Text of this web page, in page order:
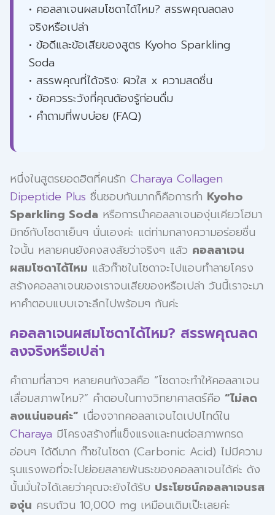
• คอลลาเจนผสมโซดาได้ไหม? สรรพคุณลดลง
จริงหรือเปล่า
• ข้อดีและข้อเสียของสูตร Kyoho Sparkling
Soda
• สรรพคุณที่ได้จริง: ผิวใส x ความสดชื่น
• ข้อควรระวังที่คุณต้องรู้ก่อนดื่ม
• คำถามที่พบบ่อย (FAQ)
หนึ่งในสูตรยอดฮิตที่คนรัก Charaya Collagen
Dipeptide Plus ชื่นชอบกันมากก็คือการทำ Kyoho
Sparkling Sodaหรือการนำคอลลาเจนองุ่นเคียวโฮมา
มิกซ์กับโซดาเย็นๆ นั่นเองค่ะ แต่ท่ามกลางความอร่อยชื่น
ใจนั้น หลายคนยังคงสงสัยว่าจริงๆ แล้ว คอลลาเจน
ผสมโซดาได้ไหม แล้วก๊าซในโซดาจะไปแอบทำลายโครง
สร้างคอลลาเจนของเราจนเสียของหรือเปล่า วันนี้เราจะมา
หาคำตอบแบบเจาะลึกไปพร้อมๆ กันค่ะ
คอลลาเจนผสมโซดาได้ไหม? สรรพคุณลด
ลงจริงหรือเปล่า
คำถามที่สาวๆ หลายคนกังวลคือ “โซดาจะทำให้คอลลาเจน
เสื่อมสภาพไหม?” คำตอบในทางวิทยาศาสตร์คือ “ไม่ลด
ลงแน่นอนค่ะ” เนื่องจากคอลลาเจนไดเปปไทด์ใน
Charaya มีโครงสร้างที่แข็งแรงและทนต่อสภาพกรด
อ่อนๆ ได้ดีมาก ก๊าซในโซดา (Carbonic Acid) ไม่มีความ
รุนแรงพอที่จะไปย่อยสลายพันธะของคอลลาเจนได้ค่ะ ดัง
นั้นมั่นใจได้เลยว่าคุณจะยังได้รับ ประโยชน์คอลลาเจนรส
องุ่น ครบถ้วน 10,000 mg เหมือนเดิมเป๊ะเลยค่ะ